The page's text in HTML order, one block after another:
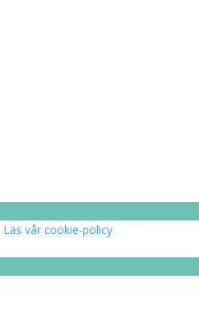
Läs vår cookie-policy